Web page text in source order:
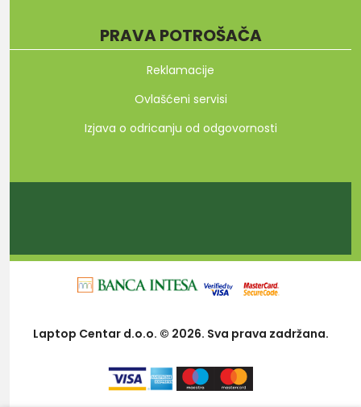
PRAVA POTROŠAČA
Reklamacije
Ovlašćeni servisi
Izjava o odricanju od odgovornosti
Laptop Centar d.o.o. © 2026. Sva prava zadržana.